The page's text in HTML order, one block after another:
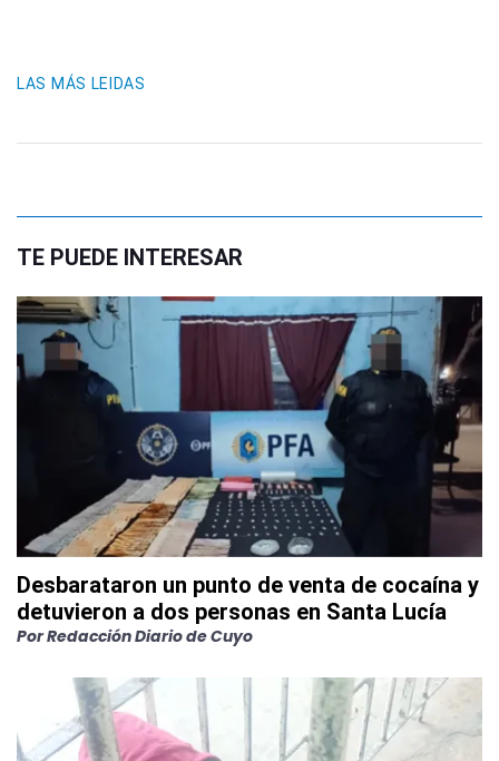
LAS MÁS LEIDAS
TE PUEDE INTERESAR
Desbarataron un punto de venta de cocaína y
detuvieron a dos personas en Santa Lucía
PorRedacción Diario de Cuyo